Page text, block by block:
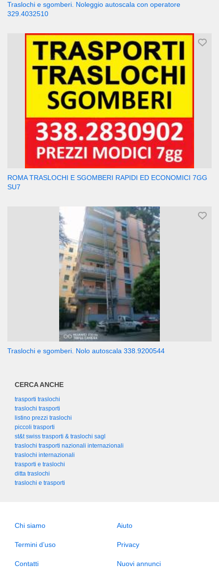
Traslochi e sgomberi. Noleggio autoscala con operatore
329.4032510
ROMA TRASLOCHI E SGOMBERI RAPIDI ED ECONOMICI 7GG
SU7
Traslochi e sgomberi. Nolo autoscala 338.9200544
CERCA ANCHE
trasporti traslochi
traslochi trasporti
listino prezzi traslochi
piccoli trasporti
st&t swiss trasporti & traslochi sagl
traslochi trasporti nazionali internazionali
traslochi internazionali
trasporti e traslochi
ditta traslochi
traslochi e trasporti
Chi siamo Aiuto
Termini d’uso Privacy
Contatti Nuovi annunci